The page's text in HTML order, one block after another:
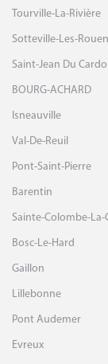
Tourville-La-Rivière
Sotteville-Les-Rouen
Saint-Jean Du
BOURG-ACHARD
Isneauville
Val-De-Reuil
Pont-Saint-Pierre
Barentin
Sainte-Colombe-
Bosc-Le-Hard
Gaillon
Lillebonne
Pont Audemer
Evreux